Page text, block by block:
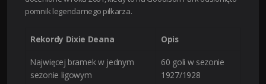
pomnik legendarnego piłkarza.
Rekordy Dixie Deana Opis
Najwięcej bramek w jednym
sezonie ligowym
60 goli w sezonie
1927/1928